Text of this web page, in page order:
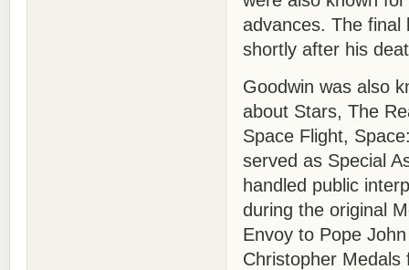
advances. The final
shortly after his
Goodwin was also
about Stars, The
Space Flight,
served as Special
handled public
during the original
Envoy to Pope
Christopher